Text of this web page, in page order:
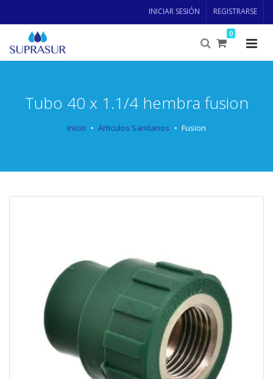
INICIAR SESIÓN REGISTRARSE
0
Tubo 40 x 1.1/4 hembra fusion
Inicio Articulos Sanitarios Fusion